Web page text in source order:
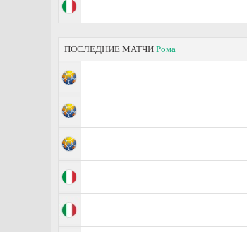
ПОСЛЕДНИЕ МАТЧИ Рома